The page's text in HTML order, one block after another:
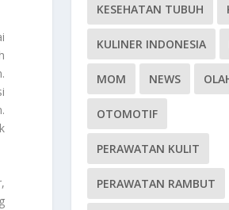
KESEHATAN TUBUH
KULINER INDONESIA
MOM NEWS
OTOMOTIF
PERAWATAN KULIT
PERAWATAN RAMBUT